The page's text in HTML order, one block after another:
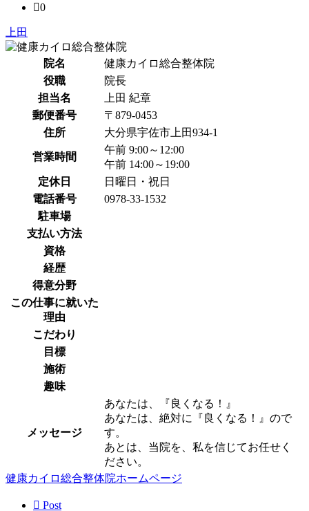
0
上田
院名
健康カイロ総合整体院
役職
院長
担当名
上田 紀章
郵便番号
〒879-0453
住所
大分県宇佐市上田934-1
営業時間
午前 9:00～12:00
午前 14:00～19:00
定休日
日曜日・祝日
電話番号
0978-33-1532
駐車場
支払い方法
資格
経歴
得意分野
この仕事に就いた
理由
こだわり
目標
施術
趣味
メッセージ
あなたは、『良くなる！』
あなたは、絶対に『良くなる！』ので
す。
あとは、当院を、私を信じてお任せく
ださい。
健康カイロ総合整体院ホームページ
 Post